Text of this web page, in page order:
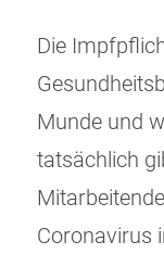
Die
Munde und
tatsächlich
Coronavirus